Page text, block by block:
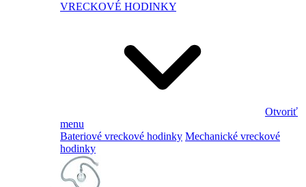
VRECKOVÉ HODINKY
Otvoriť
menu
Bateriové vreckové hodinky Mechanické vreckové
hodinky